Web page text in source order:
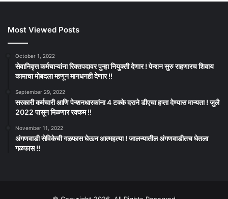
Most Viewed Posts
October 1, 2022
सेवानिवृत्त कर्मचाऱ्यांना रिक्तपदावर पुन्हा नियुक्ती देणार ! पेन्शन सुरु राहणारच शिवाय
कामाचा मोबदला म्हणून मानधनही देणार !!
September 29, 2022
सरकारी कर्मचारी आणि पेन्शनधारकांना 4 टक्के दराने डीएचा हप्ता देण्यास मान्यता ! जुलै
2022 पासून मिळणार रक्कम !!
November 11, 2022
अंगणवाडी सेविकेची गळफास घेऊन आत्महत्या ! जालन्यातील अंगणवाडीतच घेतला
गळफास !!